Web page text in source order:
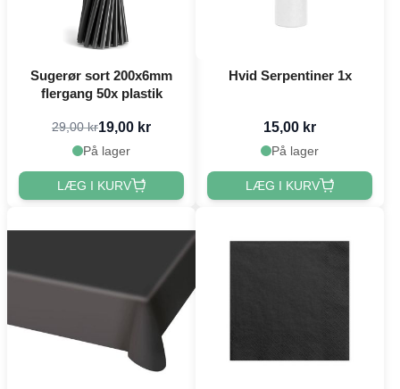
Sugerør sort 200x6mm
flergang 50x plastik
29,00 kr19,00 kr
På lager
LÆG I KURV
Hvid Serpentiner 1x
15,00 kr
På lager
LÆG I KURV